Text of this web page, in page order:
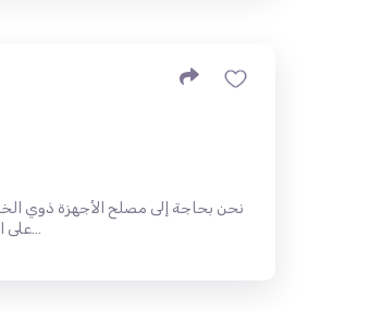
نحن بحاجة إلى مصلح الأجهزة ذوي
على الفور. ✔ 1099 عمل ✔ لا يوجد تدريب ✔ اللغة الانجليزية م…